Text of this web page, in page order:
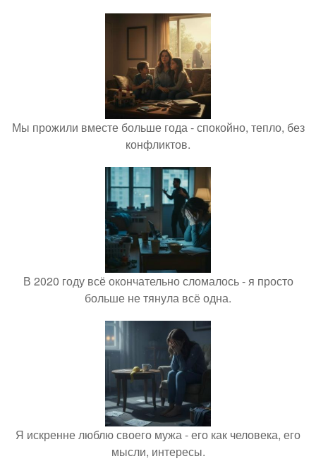
Мы прожили вместе больше года - спокойно, тепло, без
конфликтов.
В 2020 году всё окончательно сломалось - я просто
больше не тянула всё одна.
Я искренне люблю своего мужа - его как человека, его
мысли, интересы.